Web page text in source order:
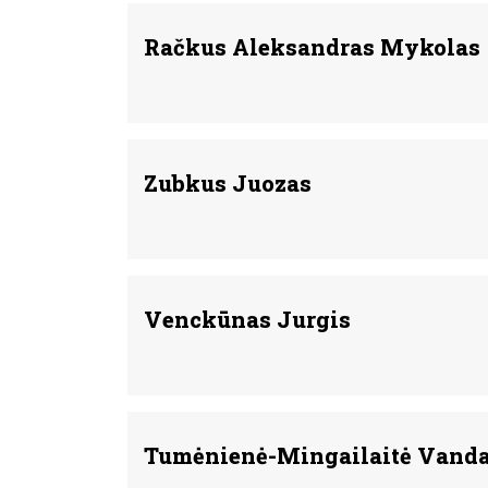
Račkus Aleksandras Mykolas
Zubkus Juozas
Venckūnas Jurgis
Tumėnienė-Mingailaitė